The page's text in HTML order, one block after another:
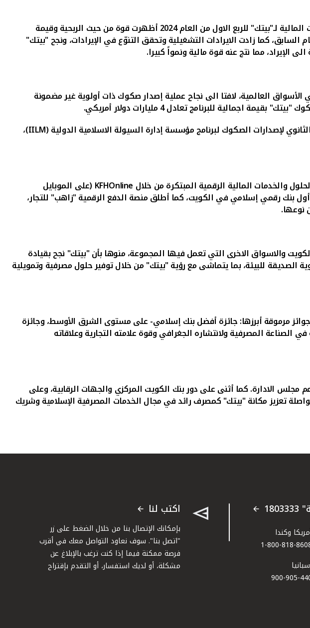
، ان المؤشرات المالية لـ"بيتك" للربع الاول من العام 2024 أظهرت قوة من حيث الربحية وقيمة
كما زادت الايرادات التشغيلية وتحقق التنوّع في الإيرادات، ونجح "بيتك"
مما نتج عنه قوة مالية ونمواً كبيرا.
العالمية، لافتا الى نجاح عملية إصدار صكوك ذات أولوية غير مضمونة
لإصدارات الصكوك لبرنامج مؤسسة إدارة السيولة الاسلامية الدولية (IILM)،
والخدمات المالية الرقمية المبتكرة من خلال KFHOnline (على الموبايل
بنك رقمي إسلامي في الكويت، كما أطلق منصة الدفع الرقمية "زاهب" للتجار،
نوعها.
والاسواق الاخرى التي تعمل فيها المجموعة، منوها بأن "بيتك" نجح بقيادة
للبيئة، بما يتماشى مع رؤية "بيتك" من خلال توفير حلول مصرفية وتمويلية
مرموقة أبرزها: جائزة أفضل بنك إسلامي- على مستوى الشرق الأوسط، وجائزة
المصرفية ولانتشاره الجغرافي وقوة علامته التجارية وعلاقاته
مجلس الادارة. كما أثنى على دور بنك الكويت المركزي والجهات الرقابية، وعلى
تعزيز مكانة "بيتك"كمصرف رائد في مجال الخدمات المصرفية الإسلامية وشريك
وكندا
1-800-818-
900-905-
اكتب لنا
بإمكانك الإتصال بنا من خلال الضغط على زر
"اتصل بنا". سوف نعاود التواصل معك في أقرب
فرصة ممكنة فيما إذا كنت ترغب بالإبلاغ عن
مشكلة، أو لديك استفسار، أو التقدم بإقتراح